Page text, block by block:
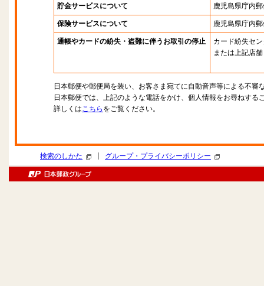
貯金サービスについて 鹿児島県庁内
保険サービスについて 鹿児島県庁内
通帳やカードの紛失・盗難に伴うお取引の停止
カード紛失セ
または上記店舗
日本郵便や郵便局を装い、お客さま宛てに自動音声等による不審
日本郵便では、上記のような電話をかけ、個人情報をお尋ねする
詳しくはこちら をご覧ください。
検索のしかた グループ・プライバシーポリシー